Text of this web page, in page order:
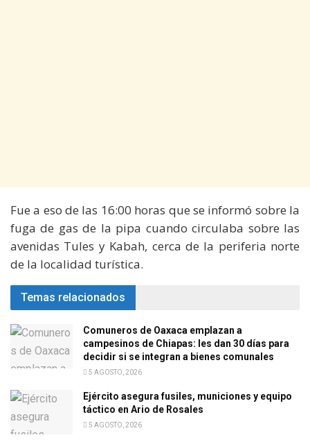
Fue a eso de las 16:00 horas que se informó sobre la
fuga de gas de la pipa cuando circulaba sobre las
avenidas Tules y Kabah, cerca de la periferia norte
de la localidad turística.
Temas relacionados
Comuneros de Oaxaca emplazan a
campesinos de Chiapas: les dan 30 días para
decidir si se integran a bienes comunales
5 AGOSTO, 2026
Ejército asegura fusiles, municiones y equipo
táctico en Ario de Rosales
5 AGOSTO, 2026